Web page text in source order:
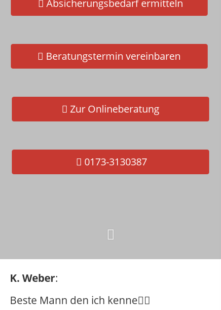
Absicherungsbedarf ermitteln
Beratungstermin vereinbaren
Zur Onlineberatung
0173-3130387
Schnelltest - Jetzt gleich selbst
K. Weber:
Beste Mann den ich kenne👌🏻